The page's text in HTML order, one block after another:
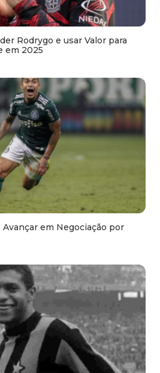
Rodrygo e usar Valor para
em 2025
em Negociação por